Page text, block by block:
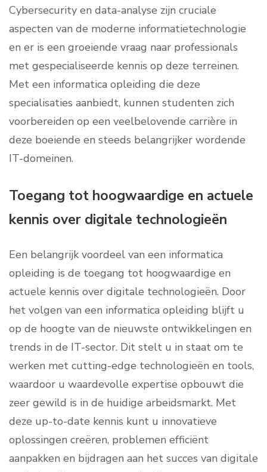
Cybersecurity en data-analyse zijn cruciale
aspecten van de moderne informatietechnologie
en er is een groeiende vraag naar professionals
met gespecialiseerde kennis op deze terreinen.
Met een informatica opleiding die deze
specialisaties aanbiedt, kunnen studenten zich
voorbereiden op een veelbelovende carrière in
deze boeiende en steeds belangrijker wordende
IT-domeinen.
Toegang tot hoogwaardige en actuele
kennis over digitale technologieën
Een belangrijk voordeel van een informatica
opleiding is de toegang tot hoogwaardige en
actuele kennis over digitale technologieën. Door
het volgen van een informatica opleiding blijft u
op de hoogte van de nieuwste ontwikkelingen en
trends in de IT-sector. Dit stelt u in staat om te
werken met cutting-edge technologieën en tools,
waardoor u waardevolle expertise opbouwt die
zeer gewild is in de huidige arbeidsmarkt. Met
deze up-to-date kennis kunt u innovatieve
oplossingen creëren, problemen efficiënt
aanpakken en bijdragen aan het succes van digitale